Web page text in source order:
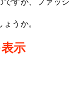
うか。
示